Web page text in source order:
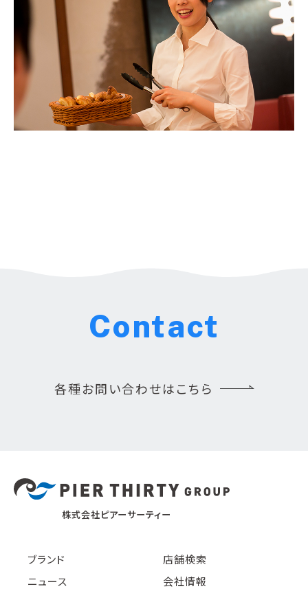
Contact
各種お問い合わせはこちら
株式会社ピアーサーティー
ブランド
店舗検索
ニュース
会社情報